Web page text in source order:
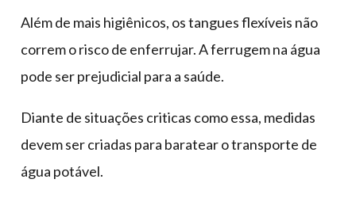
Além de mais higiênicos, os tangues flexíveis não
correm o risco de enferrujar. A ferrugem na água
pode ser prejudicial para a saúde.
Diante de situações criticas como essa, medidas
devem ser criadas para baratear o transporte de
água potável.